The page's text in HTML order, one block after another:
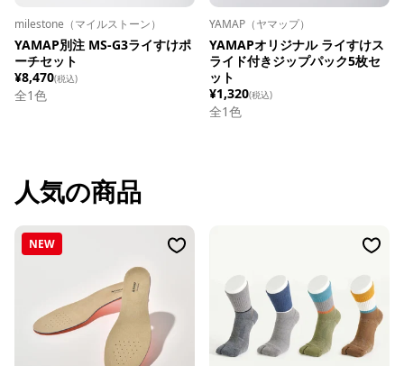
milestone（マイルストーン）
YAMAP別注 MS-G3ライすけポ
ーチセット
¥8,470(税込)
全1色
YAMAP（ヤマップ）
YAMAPオリジナル ライすけス
ライド付きジップパック5枚セ
ット
¥1,320(税込)
全1色
人気の商品
NEW